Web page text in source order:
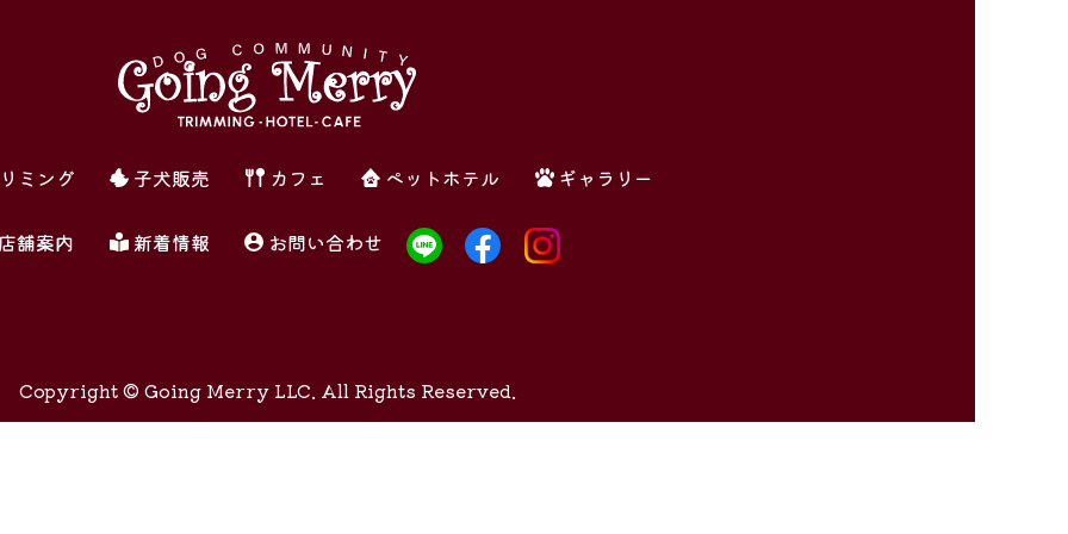
ミング 子犬販売 カフェ ペットホテル ギャラリー
店舗案内 新着情報 お問い合わせ
Copyright © Going Merry LLC. All Rights Reserved.